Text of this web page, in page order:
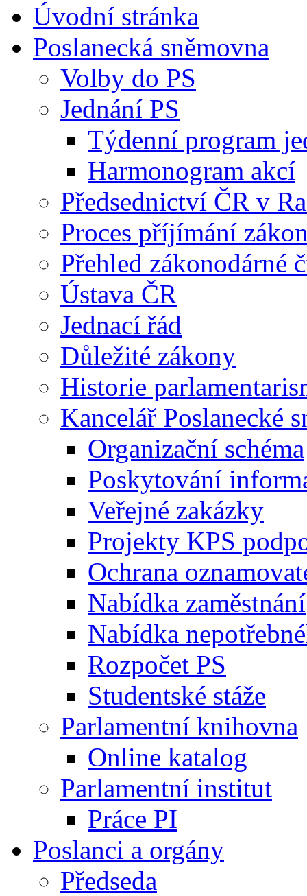
Úvodní stránka
Poslanecká sněmovna
Volby do PS
Jednání PS
Týdenní program
Harmonogram akcí
Předsednictví ČR v
Proces příjímání
Přehled zákonodárné
Ústava ČR
Jednací řád
Důležité zákony
Historie
Kancelář Poslanecké
Organizační schéma
Poskytování
Veřejné zakázky
Projekty KPS
Ochrana
Nabídka zaměstnání
Nabídka
Rozpočet PS
Studentské stáže
Parlamentní knihovna
Online katalog
Parlamentní institut
Práce PI
Poslanci a orgány
Předseda